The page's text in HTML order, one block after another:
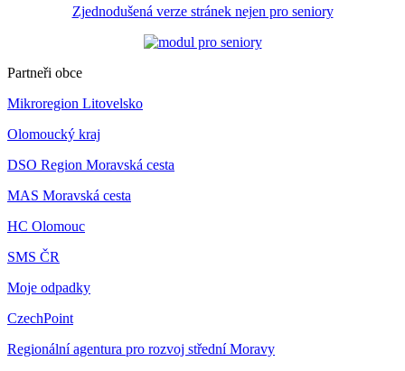
Zjednodušená verze stránek nejen pro seniory
Partneři obce
Mikroregion Litovelsko
Olomoucký kraj
DSO Region Moravská cesta
MAS Moravská cesta
HC Olomouc
SMS ČR
Moje odpadky
CzechPoint
Regionální agentura pro rozvoj střední Moravy